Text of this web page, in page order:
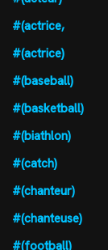
#(actrice,
#(actrice)
#(baseball)
#(basketball)
#(biathlon)
#(catch)
#(chanteur)
#(chanteuse)
#(football)